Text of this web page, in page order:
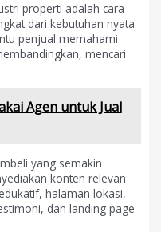
properti adalah cara
dari kebutuhan nyata
penjual memahami
mencari
Agen untuk Jual
yang semakin
konten relevan
halaman lokasi,
dan landing page